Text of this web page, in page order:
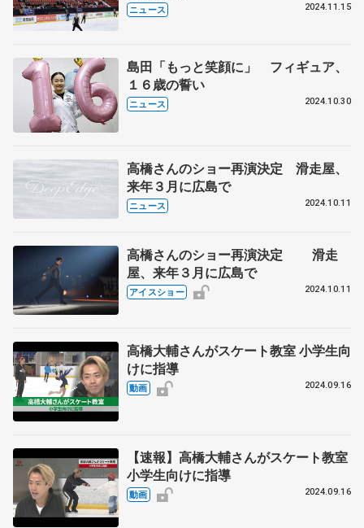
ニュース 2024.11.15
島田「もっと笑顔に」 フィギュア、
１６歳の誓い
ニュース 2024.10.30
高橋さんのショー再演決定 滑走屋、
来年３月に広島で
ニュース 2024.10.11
高橋さんのショー再演決定 滑走
屋、来年３月に広島で
アイスショー 2024.10.11
高橋大輔さんがスケート教室 小学生向
けに指導
動画 2024.09.16
【速報】高橋大輔さんがスケート教室
小学生向けに指導
動画 2024.09.16